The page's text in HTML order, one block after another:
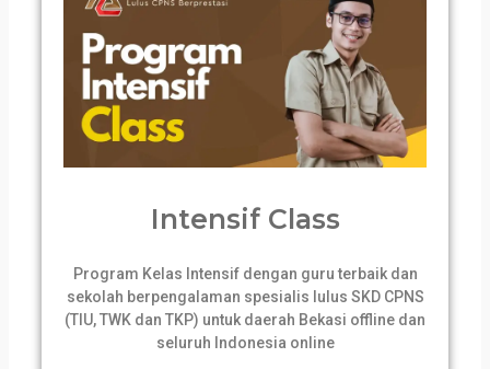
Intensif Class
Program Kelas Intensif dengan guru terbaik dan
sekolah berpengalaman spesialis lulus SKD CPNS
(TIU, TWK dan TKP) untuk daerah Bekasi offline dan
seluruh Indonesia online